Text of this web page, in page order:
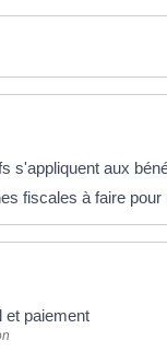
s'appliquent aux
fiscales à faire pour
et paiement